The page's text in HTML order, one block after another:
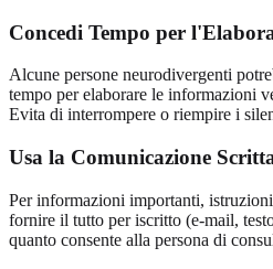
Concedi Tempo per
Alcune persone neurodivergenti
tempo per elaborare le informazioni
Evita di interrompere o riempire i
Usa la Comunicazione
Per informazioni importanti,
fornire il tutto per iscritto (e-mail,
quanto consente alla persona di